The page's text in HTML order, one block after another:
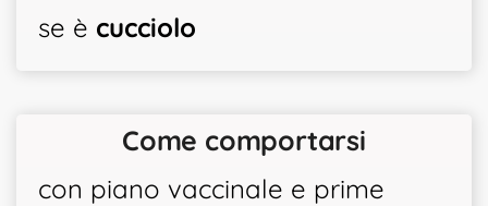
se è cucciolo
Come comportarsi
con piano vaccinale e prime